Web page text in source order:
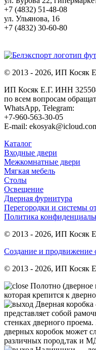
+7 (4832) 51-48-08
ул. Ульянова, 16
+7 (4832) 30-60-80
© 2013 - 2026, ИП Косяк
ИП Косяк Е.Г. ИНН
по всем вопросам
WhatsApp, Telegram:
+7-960-563-30-05
E-mail:
Каталог
Входные двери
Межкомнатные двери
Мягкая мебель
Столы
Освещение
Дверная фурнитура
Перегородки и системы
Политика
© 2013 - 2026, ИП Косяк
Создание и продвижение
© 2013 - 2026, ИП Косяк
Полотно (дверное
которая крепится к
Дверная
представляет собой
стенках дверного
дверных коробок может
различных пород,так и